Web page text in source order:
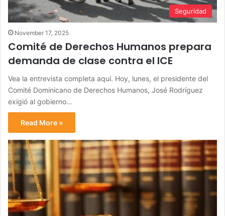
Seguridad
November 17, 2025
Comité de Derechos Humanos prepara
demanda de clase contra el ICE
Vea la entrevista completa aquí. Hoy, lunes, el presidente del
Comité Dominicano de Derechos Humanos, José Rodríguez
exigió al gobierno…
Read More »